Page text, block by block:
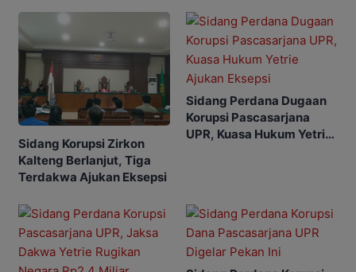
Sidang Korupsi Zirkon
Kalteng Berlanjut, Tiga
Terdakwa Ajukan Eksepsi
Sidang Perdana Dugaan
Korupsi Pascasarjana
UPR, Kuasa Hukum Yetrie